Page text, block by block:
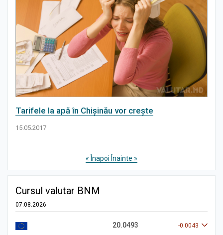
Tarifele la apă în Chișinău vor crește
15.05.2017
« Înapoi Înainte »
Cursul valutar BNM
07.08.2026
20.0493 -0.0043